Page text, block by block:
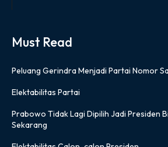
Must Read
Peluang Gerindra Menjadi Partai Nomor
Elektabilitas Partai
Prabowo Tidak Lagi Dipilih Jadi Presiden
Sekarang